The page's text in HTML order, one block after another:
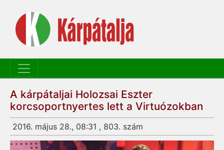
A kárpátaljai Holozsai Eszter
korcsoportnyertes lett a Virtuózokban
2016. május 28., 08:31 , 803. szám